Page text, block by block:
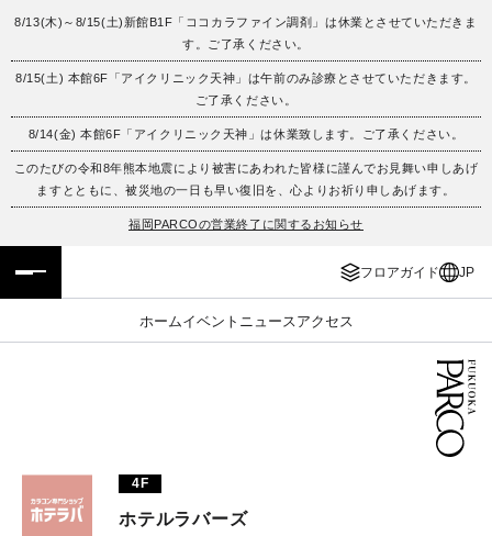
8/13(木)～8/15(土)新館B1F「ココカラファイン調剤」は休業とさせていただきま
す。ご了承ください。
8/15(土) 本館6F「アイクリニック天神」は午前のみ診療とさせていただきます。
ご了承ください。
8/14(金) 本館6F「アイクリニック天神」は休業致します。ご了承ください。
このたびの令和8年熊本地震により被害にあわれた皆様に謹んでお見舞い申しあげ
ますとともに、被災地の一日も早い復旧を、心よりお祈り申しあげます。
福岡PARCOの営業終了に関するお知らせ
フロアガイド JP
ホームイベント ニュース アクセス
フロアガイド
施設案内・アクセス
イベント・ポップアップ
レストラン・カフェ
ENGLISH
繁体字
簡体字
ภาษาไทย
4F
ホテルラバーズ